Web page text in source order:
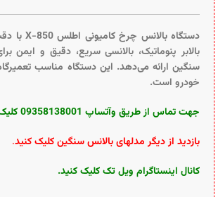
بالابر پنوماتیک، بالانسی سریع، دقیق و ایمن
سنگین ارائه می‌دهد. این دستگاه مناسب
خودرو است.
جهت تماس از طریق وآتساپ 09358138001 کلیک کنید.
بازدید از دیگر مدلهای بالانس سنگین کلیک کنید.
کانال اینستاگرام ویل تک کلیک کنید.